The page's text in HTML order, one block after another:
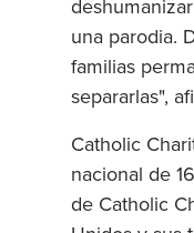
una parodia.
familias
separarlas",
Catholic
nacional de
de Catholic